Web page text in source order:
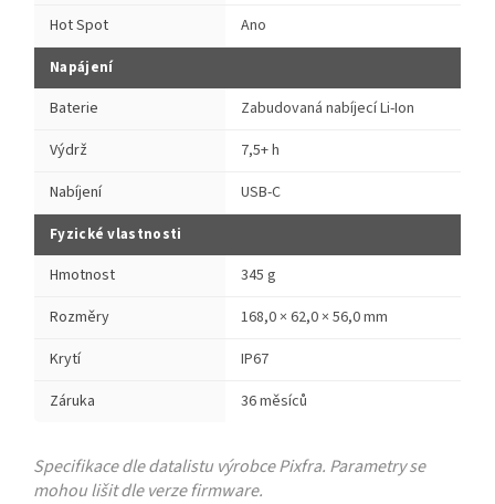
Hot Spot
Ano
Napájení
Baterie
Zabudovaná nabíjecí Li-Ion
Výdrž
7,5+ h
Nabíjení
USB-C
Fyzické vlastnosti
Hmotnost
345 g
Rozměry
168,0 × 62,0 × 56,0 mm
Krytí
IP67
Záruka
36 měsíců
Specifikace dle datalistu výrobce Pixfra. Parametry se
mohou lišit dle verze firmware.